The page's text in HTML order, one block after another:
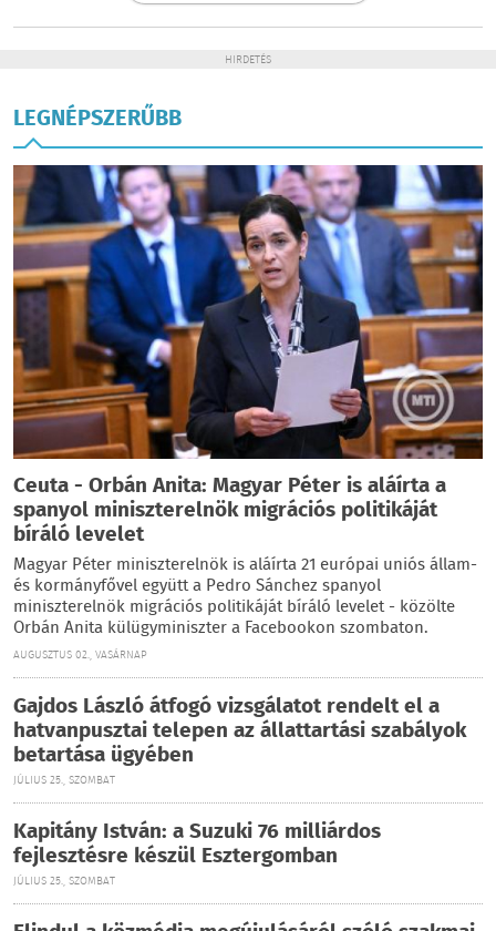
HIRDETÉS
LEGNÉPSZERŰBB
Ceuta - Orbán Anita: Magyar Péter is aláírta a
spanyol miniszterelnök migrációs politikáját
bíráló levelet
Magyar Péter miniszterelnök is aláírta 21 európai uniós állam-
és kormányfővel együtt a Pedro Sánchez spanyol
miniszterelnök migrációs politikáját bíráló levelet - közölte
Orbán Anita külügyminiszter a Facebookon szombaton.
AUGUSZTUS 02., VASÁRNAP
Gajdos László átfogó vizsgálatot rendelt el a
hatvanpusztai telepen az állattartási szabályok
betartása ügyében
JÚLIUS 25., SZOMBAT
Kapitány István: a Suzuki 76 milliárdos
fejlesztésre készül Esztergomban
JÚLIUS 25., SZOMBAT